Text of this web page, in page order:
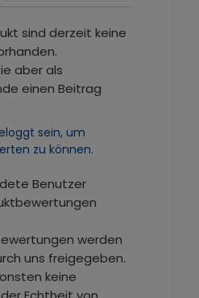
sind derzeit keine
aber als
einen Beitrag
sein, um
zu können.
Benutzer
werden
uns freigegeben.
keine